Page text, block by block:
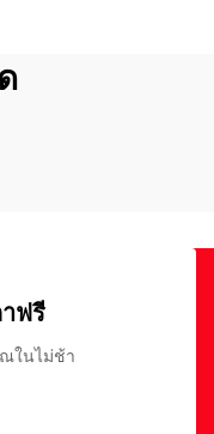
ฟรี
ในไม่ช้า